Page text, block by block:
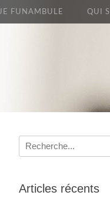
FUNAMBULE QUI
Recherche
pour
Articles récents